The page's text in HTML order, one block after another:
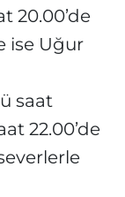
20.00’de
ise Uğur
saat
22.00’de